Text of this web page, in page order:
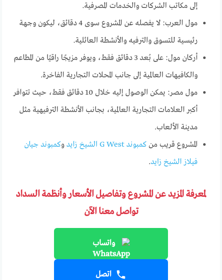
إلى مكاتب الشركات والخدمات المصرفية.
مول العرب: لا يفصله عن المشروع سوى 4 دقائق، ليكون وجهة
رئيسية للتسوق والترفيه والأنشطة العائلية.
أركان مول: على بُعد 3 دقائق فقط، ويوفر مزيجًا راقيًا من المطاعم
والكافيهات العالمية إلى جانب المحلات التجارية الفاخرة.
مول مصر: يمكن الوصول إليه خلال 10 دقائق فقط، حيث تتوافر
أكبر العلامات التجارية العالمية، بجانب الأنشطة الترفيهية مثل
مدينة الألعاب.
المشروع قريب منكمبوند G West الشيخ زايد وكمبوند جيان
فيلاز الشيخ زايد.
لمعرفة المزيد عن المشروع وتفاصيل الأسعار وأنظمة السداد
تواصل معنا الآن
واتساب
اتصل